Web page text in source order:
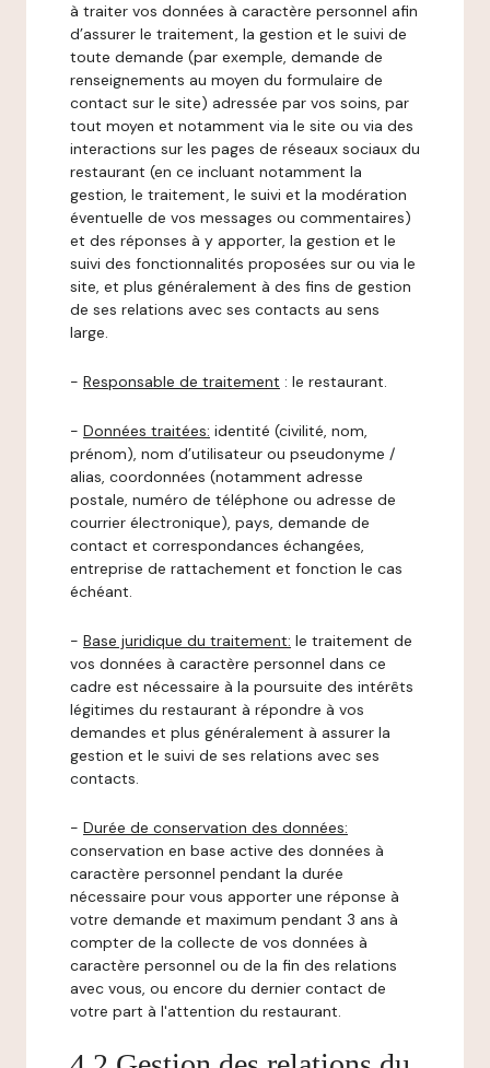
à traiter vos données à caractère personnel afin
d’assurer le traitement, la gestion et le suivi de
toute demande (par exemple, demande de
renseignements au moyen du formulaire de
contact sur le site) adressée par vos soins, par
tout moyen et notamment via le site ou via des
interactions sur les pages de réseaux sociaux du
restaurant (en ce incluant notamment la
gestion, le traitement, le suivi et la modération
éventuelle de vos messages ou commentaires)
et des réponses à y apporter, la gestion et le
suivi des fonctionnalités proposées sur ou via le
site, et plus généralement à des fins de gestion
de ses relations avec ses contacts au sens
large.
- Responsable de traitement : le restaurant.
- Données traitées: identité (civilité, nom,
prénom), nom d’utilisateur ou pseudonyme /
alias, coordonnées (notamment adresse
postale, numéro de téléphone ou adresse de
courrier électronique), pays, demande de
contact et correspondances échangées,
entreprise de rattachement et fonction le cas
échéant.
- Base juridique du traitement: le traitement de
vos données à caractère personnel dans ce
cadre est nécessaire à la poursuite des intérêts
légitimes du restaurant à répondre à vos
demandes et plus généralement à assurer la
gestion et le suivi de ses relations avec ses
contacts.
- Durée de conservation des données:
conservation en base active des données à
caractère personnel pendant la durée
nécessaire pour vous apporter une réponse à
votre demande et maximum pendant 3 ans à
compter de la collecte de vos données à
caractère personnel ou de la fin des relations
avec vous, ou encore du dernier contact de
votre part à l'attention du restaurant.